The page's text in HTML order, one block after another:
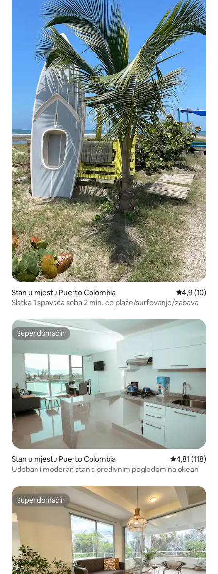
Stan u mjestu Puerto Colombia prosječna
4,9 (10)
Slatka 1 spavaća soba 2 min. do plaže/surfovanje/zabava
Super domaćin
Super domaćin
Stan u mjestu Puerto Colombia prosječna
4,81 (118)
Udoban i moderan stan s predivnim pogledom na okean
Super domaćin
Super domaćin